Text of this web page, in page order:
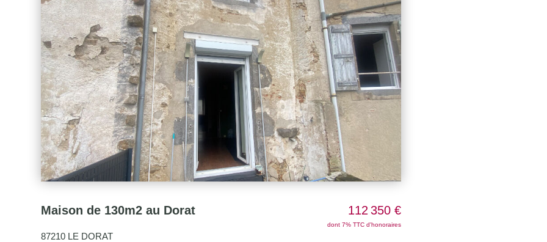
Maison de 130m2 au Dorat 112 350 €
dont 7% TTC d'honoraires
87210 LE DORAT